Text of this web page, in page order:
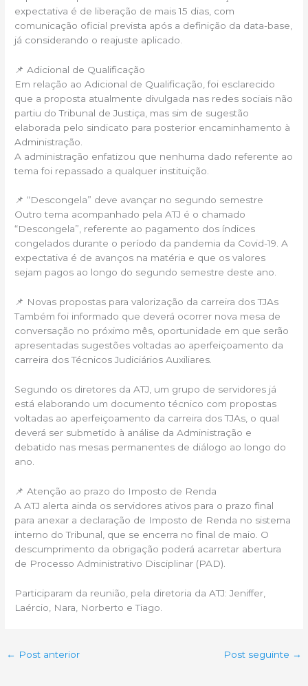
expectativa é de liberação de mais 15 dias, com
comunicação oficial prevista após a definição da data-base,
já considerando o reajuste aplicado.
📌 Adicional de Qualificação
Em relação ao Adicional de Qualificação, foi esclarecido
que a proposta atualmente divulgada nas redes sociais não
partiu do Tribunal de Justiça, mas sim de sugestão
elaborada pelo sindicato para posterior encaminhamento à
Administração.
A administração enfatizou que nenhuma dado referente ao
tema foi repassado a qualquer instituição.
📌 “Descongela” deve avançar no segundo semestre
Outro tema acompanhado pela ATJ é o chamado
“Descongela”, referente ao pagamento dos índices
congelados durante o período da pandemia da Covid-19. A
expectativa é de avanços na matéria e que os valores
sejam pagos ao longo do segundo semestre deste ano.
📌 Novas propostas para valorização da carreira dos TJAs
Também foi informado que deverá ocorrer nova mesa de
conversação no próximo mês, oportunidade em que serão
apresentadas sugestões voltadas ao aperfeiçoamento da
carreira dos Técnicos Judiciários Auxiliares.
Segundo os diretores da ATJ, um grupo de servidores já
está elaborando um documento técnico com propostas
voltadas ao aperfeiçoamento da carreira dos TJAs, o qual
deverá ser submetido à análise da Administração e
debatido nas mesas permanentes de diálogo ao longo do
ano.
📌 Atenção ao prazo do Imposto de Renda
A ATJ alerta ainda os servidores ativos para o prazo final
para anexar a declaração de Imposto de Renda no sistema
interno do Tribunal, que se encerra no final de maio. O
descumprimento da obrigação poderá acarretar abertura
de Processo Administrativo Disciplinar (PAD).
Participaram da reunião, pela diretoria da ATJ: Jeniffer,
Laércio, Nara, Norberto e Tiago.
← Post anterior Post seguinte →